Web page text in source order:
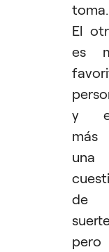
toma.
El
es
y
más
una
de
pero